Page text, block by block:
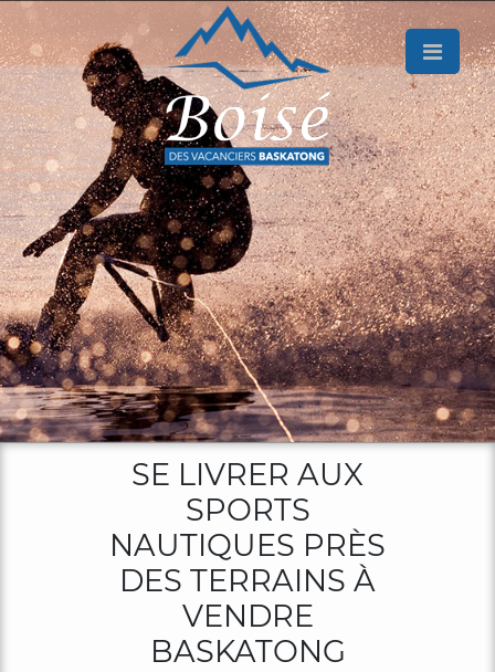
×
Accueil
Le
projet
Nos
Activités
SE LIVRER AUX
SPORTS
NAUTIQUES PRÈS
DES TERRAINS À
VENDRE
BASKATONG